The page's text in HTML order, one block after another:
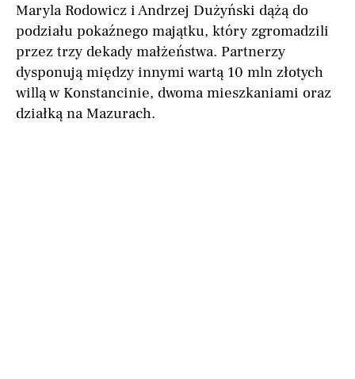
Maryla Rodowicz i Andrzej Dużyński dążą do
podziału pokaźnego majątku, który zgromadzili
przez trzy dekady małżeństwa. Partnerzy
dysponują między innymi wartą 10 mln złotych
willą w Konstancinie, dwoma mieszkaniami oraz
działką na Mazurach.